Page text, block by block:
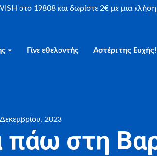
στο 19808 και δωρίστε 2€ με μια
Γίνε εθελοντής Αστέρι της Ευχής!
2023
πάω στη